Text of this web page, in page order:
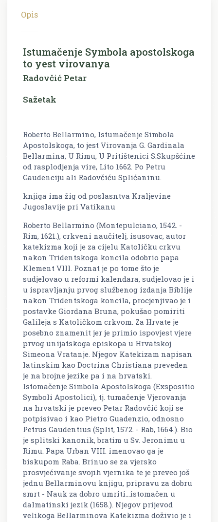
Opis
Istumačenje Symbola apostolskoga
to yest virovanya
Radovčić Petar
Sažetak
Roberto Bellarmino, Istumačenje Simbola
Apostolskoga, to jest Virovanja G. Gardinala
Bellarmina, U Rimu, U Pritištenici S.Skupšćine
od rasplodjenja vire, Lito 1662. Po Petru
Gaudenciju ali Radovčiću Splićaninu.
knjiga ima žig od poslasntva Kraljevine
Jugoslavije pri Vatikanu
Roberto Bellarmino (Montepulciano, 1542. -
Rim, 1621.), crkveni naučitelj, isusovac, autor
katekizma koji je za cijelu Katoličku crkvu
nakon Tridentskoga koncila odobrio papa
Klement VIII. Poznat je po tome što je
sudjelovao u reformi kalendara, sudjelovao je i
u ispravljanju prvog službenog izdanja Biblije
nakon Tridentskoga koncila, procjenjivao je i
postavke Giordana Bruna, pokušao pomiriti
Galileja s Katoličkom crkvom. Za Hrvate je
posebno znamenit jer je primio ispovjest vjere
prvog unijatskoga episkopa u Hrvatskoj
Simeona Vratanje. Njegov Katekizam napisan
latinskim kao Doctrina Christiana preveden
je na brojne jezike pa i na hrvatski.
Istomačenje Simbola Apostolskoga (Exspositio
Symboli Apostolici), tj. tumačenje Vjerovanja
na hrvatski je preveo Petar Radovčić koji se
potpisivao i kao Pietro Guadenzio, odnosno
Petrus Gaudentius (Split, 1572. - Rab, 1664.). Bio
je splitski kanonik, bratim u Sv. Jeronimu u
Rimu. Papa Urban VIII. imenovao ga je
biskupom Raba. Brinuo se za vjersko
prosvjećivanje svojih vjernika te je preveo još
jednu Bellarminovu knjigu, pripravu za dobru
smrt - Nauk za dobro umriti...istomačen u
dalmatinski jezik (1658.). Njegov prijevod
velikoga Bellarminova Katekizma doživio je i